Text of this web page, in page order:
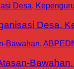
Desa,